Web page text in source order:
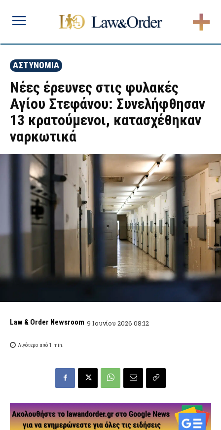
ΑΣΤΥΝΟΜΙΑ
Νέες έρευνες στις φυλακές
Αγίου Στεφάνου: Συνελήφθησαν
13 κρατούμενοι, κατασχέθηκαν
ναρκωτικά
Law & Order Newsroom 9 Ιουνίου 2026 08:12
Λιγότερο από 1 min.